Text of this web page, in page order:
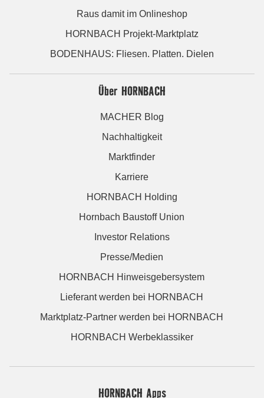
Raus damit im Onlineshop
HORNBACH Projekt-Marktplatz
BODENHAUS: Fliesen. Platten. Dielen
Über HORNBACH
MACHER Blog
Nachhaltigkeit
Marktfinder
Karriere
HORNBACH Holding
Hornbach Baustoff Union
Investor Relations
Presse/Medien
HORNBACH Hinweisgebersystem
Lieferant werden bei HORNBACH
Marktplatz-Partner werden bei HORNBACH
HORNBACH Werbeklassiker
HORNBACH Apps